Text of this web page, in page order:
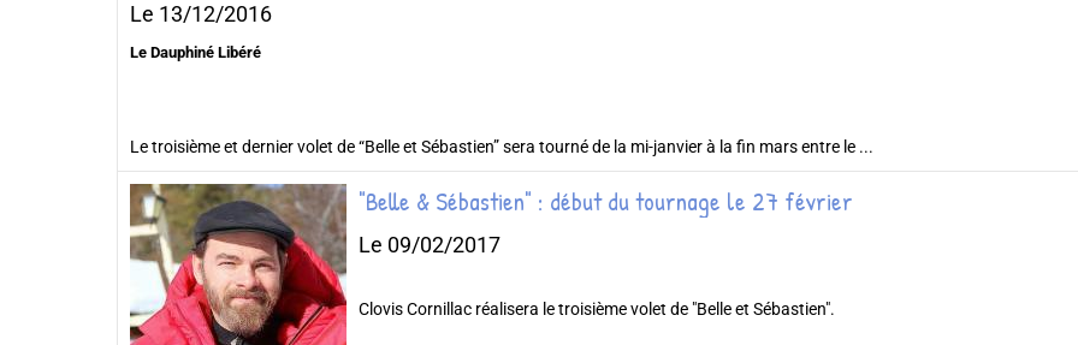
Le 13/12/2016
Le Dauphiné Libéré
Le troisième et dernier volet de “Belle et Sébastien” sera tourné de la mi-janvier à la fin mars entre le ...
"Belle & Sébastien" : début du tournage le 27 février
Le 09/02/2017
Clovis Cornillac réalisera le troisième volet de "Belle et Sébastien".